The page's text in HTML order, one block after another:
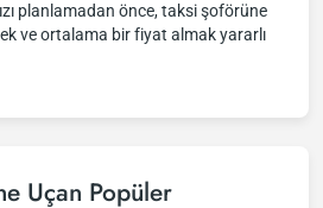
planlamadan önce, taksi şoförüne
ve ortalama bir fiyat almak yararlı
Uçan Popüler